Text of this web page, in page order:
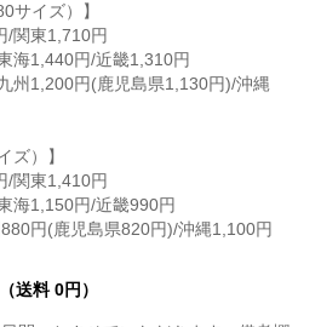
サイズ）】
/関東1,710円
海1,440円/近畿1,310円
州1,200円(鹿児島県1,130円)/沖縄
ズ）】
/関東1,410円
海1,150円/近畿990円
円(鹿児島県820円)/沖縄1,100円
送料 0円）